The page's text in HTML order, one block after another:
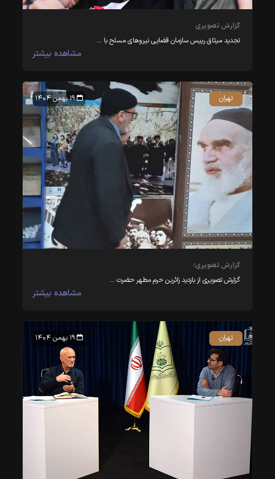
گزارش تصویری
تجدید میثاق رییس سازمان قضایی نیروهای مسلح با …
مشاهده بیشتر
گزارش تصویری؛
گزارش تصویری از بازدید زائرین حرم مطهر حضرت …
مشاهده بیشتر
۱۹ بهمن ۱۴۰۴ تهران
تهران